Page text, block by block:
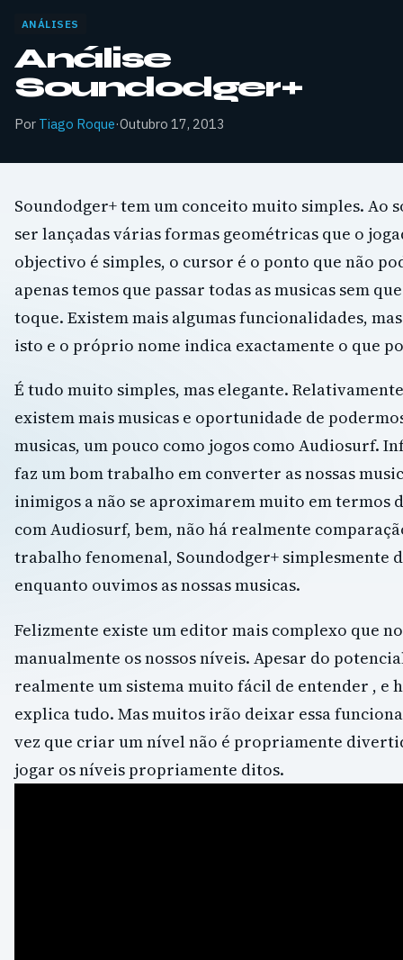
ANÁLISES
Análise
Soundodger+
Por Tiago Roque·Outubro 17, 2013
Soundodger+ tem um conceito muito simples. Ao
ser lançadas várias formas geométricas que o
objectivo é simples, o cursor é o ponto que não
apenas temos que passar todas as musicas sem
toque. Existem mais algumas funcionalidades,
isto e o próprio nome indica exactamente o que
É tudo muito simples, mas elegante.
existem mais musicas e oportunidade de
musicas, um pouco como jogos como Audiosurf.
faz um bom trabalho em converter as nossas
inimigos a não se aproximarem muito em termos
com Audiosurf, bem, não há realmente
trabalho fenomenal, Soundodger+ simplesmente
enquanto ouvimos as nossas musicas.
Felizmente existe um editor mais complexo que
manualmente os nossos níveis. Apesar do
realmente um sistema muito fácil de entender , e
explica tudo. Mas muitos irão deixar essa
vez que criar um nível não é propriamente
jogar os níveis propriamente ditos.